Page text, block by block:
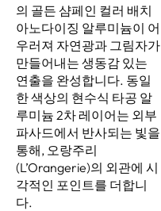
의 골든 샴페인 컬러 배치
아노다이징 알루미늄이 어
우러져 자연광과 그림자가
만들어내는 생동감 있는
연출을 완성합니다. 동일
한 색상의 현수식 타공 알
루미늄 2차 레이어는 외부
파사드에서 반사되는 빛을
통해, 오랑주리
(L’Orangerie)의 외관에 시
각적인 포인트를 더합니
다.